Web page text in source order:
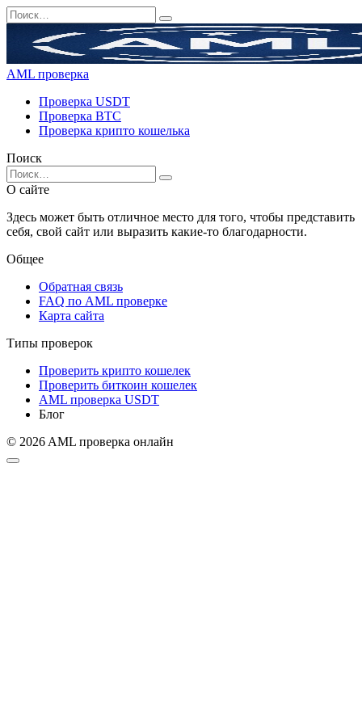
Перейти
к
содержанию
Search
for:
AML проверка
Проверка USDT
Проверка BTC
Проверка крипто кошелька
Поиск
Search
for:
О сайте
Здесь может быть отличное место для того, чтобы представить
себя, свой сайт или выразить какие-то благодарности.
Общее
Обратная связь
FAQ по AML проверке
Карта сайта
Типы проверок
Проверить крипто кошелек
Проверить биткоин кошелек
AML проверка USDT
Блог
© 2026 AML проверка онлайн